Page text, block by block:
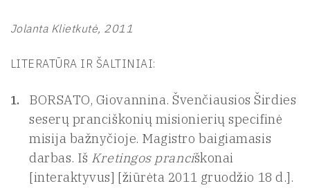
Jolanta Klietkutė, 2011
LITERATŪRA IR ŠALTINIAI:
BORSATO, Giovannina. Švenčiausios Širdies
seserų pranciškonių misionierių specifinė
misija bažnyčioje. Magistro baigiamasis
darbas. Iš Kretingos pranciškonai
[interaktyvus] [žiūrėta 2011 gruodžio 18 d.].